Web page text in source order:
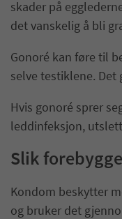
skader på
det vanskelig å bli
Gonoré kan føre til
selve testiklene. Det
Hvis gonoré sprer
leddinfeksjon,
Slik
Kondom beskytter
og bruker det